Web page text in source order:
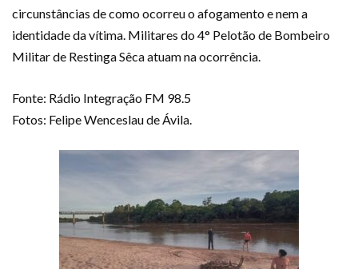
circunstâncias de como ocorreu o afogamento e nem a
identidade da vítima. Militares do 4° Pelotão de Bombeiro
Militar de Restinga Sêca atuam na ocorrência.
Fonte: Rádio Integração FM 98.5
Fotos: Felipe Wenceslau de Ávila.